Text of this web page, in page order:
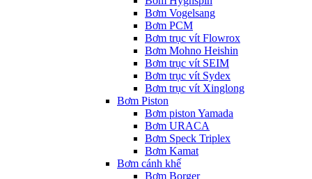
Bơm Vogelsang
Bơm PCM
Bơm trục vít Flowrox
Bơm Mohno Heishin
Bơm trục vít SEIM
Bơm trục vít Sydex
Bơm trục vít Xinglong
Bơm Piston
Bơm piston Yamada
Bơm URACA
Bơm Speck Triplex
Bơm Kamat
Bơm cánh khế
Bơm Borger